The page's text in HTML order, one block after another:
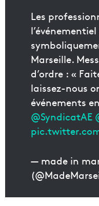
Les
Marseille.
d’ordre : «
laissez-nous
événements
@SyndicatAE
— made in